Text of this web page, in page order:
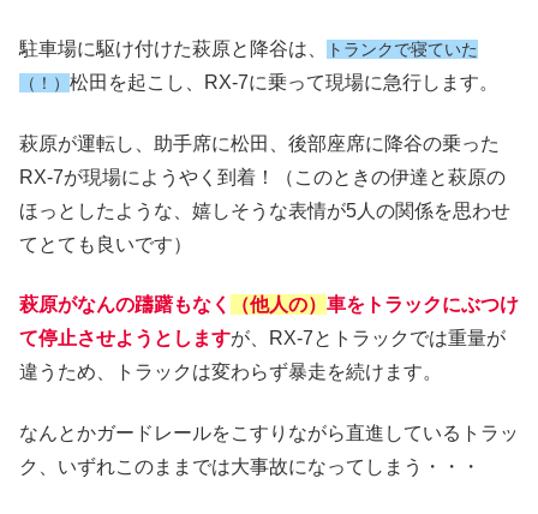
駐車場に駆け付けた萩原と降谷は、
トランクで寝ていた
（！） 松田を起こし、RX-7に乗って現場に急行します。
萩原が運転し、助手席に松田、後部座席に降谷の乗った
RX-7が現場にようやく到着！（このときの伊達と萩原の
ほっとしたような、嬉しそうな表情が5人の関係を思わせ
てとても良いです）
萩原がなんの躊躇もなく （他人の） 車をトラックにぶつけ
て停止させようとしますが、RX-7とトラックでは重量が
違うため、トラックは変わらず暴走を続けます。
なんとかガードレールをこすりながら直進しているトラッ
ク、いずれこのままでは大事故になってしまう・・・